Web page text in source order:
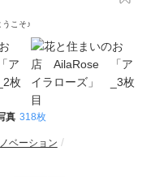
こそ♪
真 318枚
ベーション